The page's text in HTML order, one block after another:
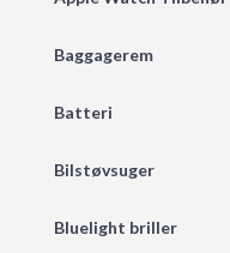
Baggagerem
Batteri
Bilstøvsuger
Bluelight briller